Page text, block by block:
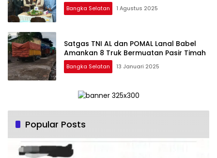
Bangka Selatan 1 Agustus 2025
Satgas TNI AL dan POMAL Lanal Babel
Amankan 8 Truk Bermuatan Pasir Timah
Bangka Selatan 13 Januari 2025
Popular Posts